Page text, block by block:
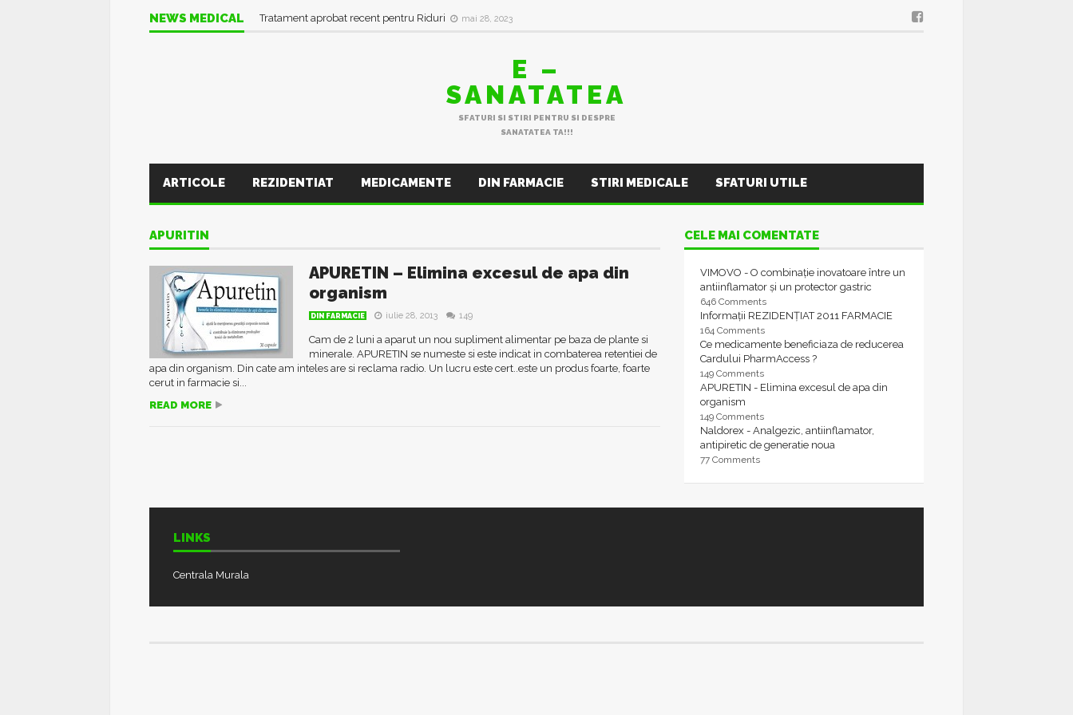
NEWS MEDICAL Tratament aprobat recent pentru Riduri mai 28, 2023
E –
SANATATEA
SFATURI SI STIRI PENTRU SI DESPRE
SANATATEA TA!!!
ARTICOLE REZIDENTIAT MEDICAMENTE DIN FARMACIE STIRI MEDICALE SFATURI UTILE
APURITIN
APURETIN – Elimina excesul de apa din
organism
DIN FARMACIE iulie 28, 2013 149
Cam de 2 luni a aparut un nou supliment alimentar pe baza de plante si
minerale. APURETIN se numeste si este indicat in combaterea retentiei de
apa din organism. Din cate am inteles are si reclama radio. Un lucru este cert..este un produs foarte, foarte
cerut in farmacie si...
READ MORE
CELE MAI COMENTATE
VIMOVO - O combinație inovatoare între un
antiinflamator și un protector gastric
646 Comments
Informații REZIDENȚIAT 2011 FARMACIE
164 Comments
Ce medicamente beneficiaza de reducerea
Cardului PharmAccess ?
149 Comments
APURETIN - Elimina excesul de apa din
organism
149 Comments
Naldorex - Analgezic, antiinflamator,
antipiretic de generatie noua
77 Comments
LINKS
Centrala Murala